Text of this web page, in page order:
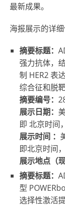
最新成果。
海报展示的详细
摘要标题：
强力抗体，
制 HER2 表
综合征和脱
摘要编号：
展示日期：
即 北京时间
展示时间 ：
即北京时间，
展示地点（
摘要标题：
型
选择性激活